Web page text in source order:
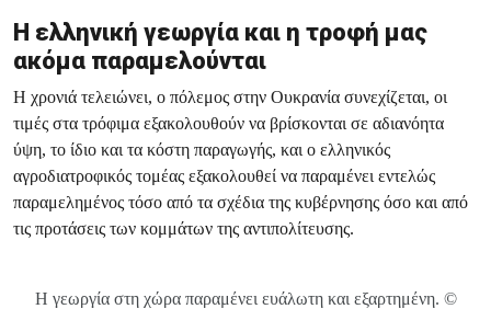
Η ελληνική γεωργία και η τροφή μας
ακόμα παραμελούνται
Η χρονιά τελειώνει, ο πόλεμος στην Ουκρανία συνεχίζεται, οι
τιμές στα τρόφιμα εξακολουθούν να βρίσκονται σε αδιανόητα
ύψη, το ίδιο και τα κόστη παραγωγής, και ο ελληνικός
αγροδιατροφικός τομέας εξακολουθεί να παραμένει εντελώς
παραμελημένος τόσο από τα σχέδια της κυβέρνησης όσο και από
τις προτάσεις των κομμάτων της αντιπολίτευσης.
Η γεωργία στη χώρα παραμένει ευάλωτη και εξαρτημένη. ©